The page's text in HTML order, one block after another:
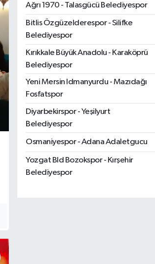
Ağrı 1970 - Talasgücü Belediyespor
Bitlis Özgüzelderespor - Silifke
Belediyespor
Kırıkkale Büyük Anadolu - Karaköprü
Belediyespor
Yeni Mersin Idmanyurdu - Mazıdağı
Fosfatspor
Diyarbekirspor - Yeşilyurt
Belediyespor
Osmaniyespor - Adana Adaletgucu
Yozgat Bld Bozokspor - Kırşehir
Belediyespor